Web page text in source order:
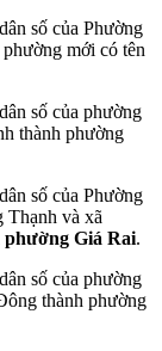
số của Phường
mới có tên
số của phường
thành phường
số của Phường
Thạnh và xã
phường Giá Rai.
số của phường
thành phường